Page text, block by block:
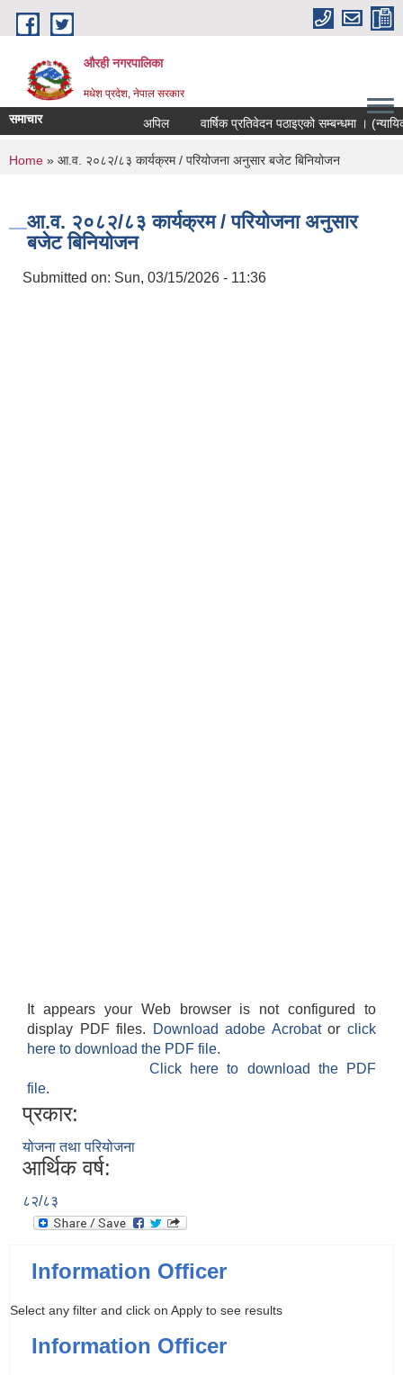
Skip to main content
औरही नगरपालिका
मधेश प्रदेश, नेपाल सरकार
समाचार अपिल वार्षिक प्रतिवेदन पठाइएको सम्बन्धमा । (न्यायिक
You are here
Home » आ.व. २०८२/८३ कार्यक्रम / परियोजना अनुसार बजेट बिनियोजन
आ.व. २०८२/८३ कार्यक्रम / परियोजना अनुसार
बजेट बिनियोजन
Submitted on: Sun, 03/15/2026 - 11:36
It appears your Web browser is not configured to
display PDF files.
Download adobe Acrobatorclick
here to download the PDF file.
Click here to download the PDF
file.
प्रकार:
योजना तथा परियोजना
आर्थिक वर्ष:
८२/८३
Information Officer
Select any filter and click on Apply to see results
Information Officer